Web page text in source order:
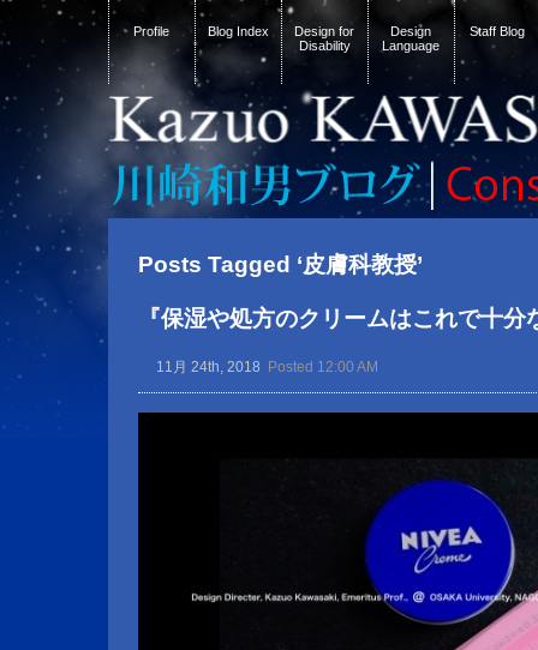
Profile Blog Index
Design for
Disability
Design
Language
Staff Blog
Posts Tagged ‘皮膚科教授’
『保湿や処方のクリームはこれで十分
11月 24th, 2018 Posted 12:00 AM